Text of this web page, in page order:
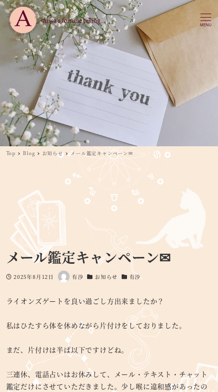
MENU
Top Blog お知らせ メール鑑定キャンペーン✉
メール鑑定キャンペーン✉
投稿日
2025年8月12日
著
有沙
カテゴリー
お知らせ
カテゴリー
有沙
ライオンズゲートを良い過ごし方出来ましたか？
私はひたすら体を休めながら片付けをしておりました。
まだ、片付けは半ば以下ですけどね。
三連休、電話占いはお休みして、メール・テキスト・チャット
鑑定だけにさせていただきました。少し喉に違和感があったの